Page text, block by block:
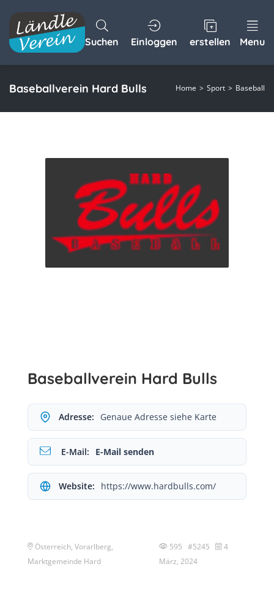
Suchen Einloggen erstellen Menu
Baseballverein Hard Bulls Home Sport Baseball
Baseballverein Hard Bulls
Adresse: Genaue Adresse siehe Karte
E-Mail: E-Mail senden
Website: https://www.hardbulls.com/
Österreich, Vorarlberg,
Marktgemeinde Hard
595 #5245
4
März, 2024